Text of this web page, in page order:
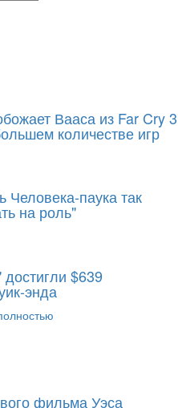
Вааса из Far Cry 3
количестве игр
Человека-паука так
на роль"
$639
энда
фильма Уэса